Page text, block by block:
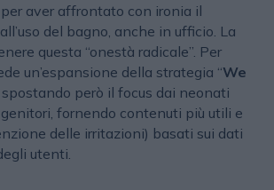
aver affrontato con ironia il
del bagno, anche in ufficio. La
questa “onestà radicale”. Per
un’espansione della strategia “We
spostando però il focus dai neonati
fornendo contenuti più utili e
delle irritazioni) basati sui dati
utenti.